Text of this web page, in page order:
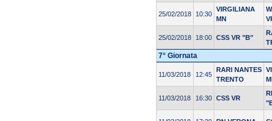
25/02/2018 10:30
VIRGILIANA
MN
25/02/2018 18:00 CSS VR "B"
7° Giornata
11/03/2018 12:45
RARI NANTES
TRENTO
11/03/2018 16:30 CSS VR